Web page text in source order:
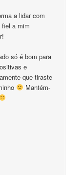
a lidar com
a mim
só é bom para
e
que tiraste
Mantém-